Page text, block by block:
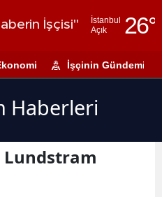
İşçisi"
İstanbul
Açık
26°
Adıyaman
İşçinin Gündemi
Haberleri
Lundstram